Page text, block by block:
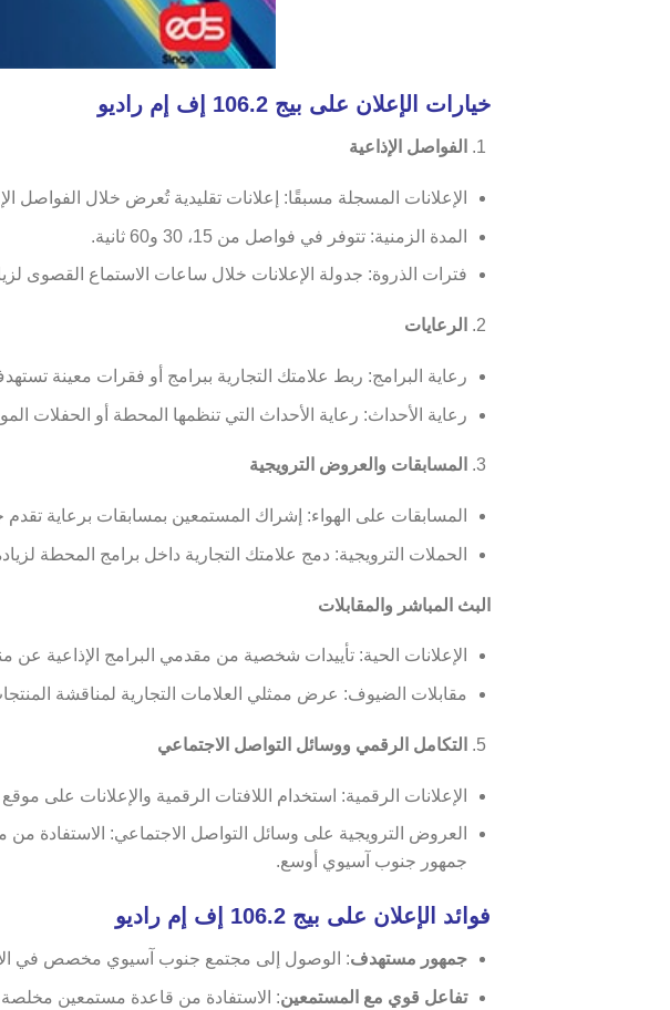
خيارات الإعلان على بيج 106.2 إف إم راديو
الفواصل الإذاعية
الإعلانات المسجلة مسبقًا: إعلانات تقليدية تُعرض خلال الفواصل
المدة الزمنية: تتوفر في فواصل من 15، 30 و60 ثانية.
فترات الذروة: جدولة الإعلانات خلال ساعات الاستماع القصوى
الرعايات
رعاية البرامج: ربط علامتك التجارية ببرامج أو فقرات معينة
رعاية الأحداث: رعاية الأحداث التي تنظمها المحطة أو الحفلات
المسابقات والعروض الترويجية
المسابقات على الهواء: إشراك المستمعين بمسابقات برعاية تقدم
الحملات الترويجية: دمج علامتك التجارية داخل برامج المحطة
البث المباشر والمقابلات
الإعلانات الحية: تأييدات شخصية من مقدمي البرامج الإذاعية
مقابلات الضيوف: عرض ممثلي العلامات التجارية لمناقشة
التكامل الرقمي ووسائل التواصل الاجتماعي
الإعلانات الرقمية: استخدام اللافتات الرقمية والإعلانات على
جمهور جنوب آسيوي أوسع.
فوائد الإعلان على بيج 106.2 إف إم راديو
جمهور مستهدف: الوصول إلى مجتمع جنوب آسيوي مخصص في
تفاعل قوي مع المستمعين: الاستفادة من قاعدة مستمعين